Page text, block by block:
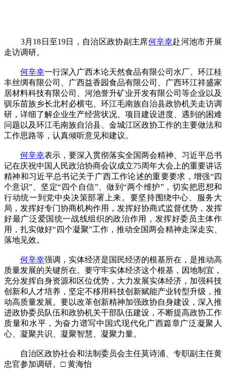
3月18日至19日，自治区政协副主席何辛幸赴河池市开展
走访调研。
何辛幸一行深入广西木论天然食品有限公司水厂、环江桂
丰丝绸有限公司、广西益香园食品有限公司、广西环江祥盛家
居材料科技有限公司、河池誉升矿业开发有限公司等企业以及
驯乐苗族乡长北村必横屯、环江毛南族自治县政协机关走访调
研，详细了解企业生产经营状况、项目建设进度、遇到的困难
问题以及环江毛南族自治县、金城江区政协工作的主要做法和
工作思路等，认真倾听意见和建议。
何辛幸表示，要深入贯彻落实全国两会精神、习近平总书
记在庆祝中国人民政治协商会议成立75周年大会上的重要讲话
精神和习近平总书记关于广西工作论述的重要要求，增强“四
个意识”、坚定“四个自信”、做到“两个维护”，切实把思想和
行动统一到党中央决策部署上来。要坚持围绕中心、服务大
局，发挥好专门协商机构作用，发挥好协商式监督优势，发挥
好最广泛爱国统一战线组织的政治作用，发挥好委员主体作
用，扎实做好“四个凝聚”工作，推动全国两会精神走深走实、
落地见效。
何辛幸强调，实体经济是国民经济的根基所在，是推动高
质量发展的关键所在。要守牢实体经济这个根基，因地制宜，
充分发挥自身资源和区位优势，大力发展实体经济，加强科技
创新和人才培养，坚定不移用科技创新赋能产业转型升级，推
动高质量发展。要以改革创新精神加强政协自身建设，深入推
进政协委员队伍和政协机关干部队伍建设，不断提高政协工作
质量和水平，为奋力谱写中国式现代化广西篇章广泛凝聚人
心、凝聚共识、凝聚智慧、凝聚力量。
自治区政协社会和法制委员会主任莫诗浦、专职副主任黄
忠官参加调研。□ 黄海怡